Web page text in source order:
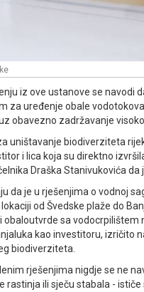
iz ove ustanove se navodi
za uređenje obale
obavezno zadržavanje
uništavanje biodiverziteta
i lica koja su direktno
Draška Stanivukovića
da je u rješenjima o vodnoj
od Švedske plaže do
obaloutvrde sa vodocrpilištem
kao investitoru, izričito
biodiverziteta.
rješenjima nigdje se ne
rastinja ili sječu stabala - ističe